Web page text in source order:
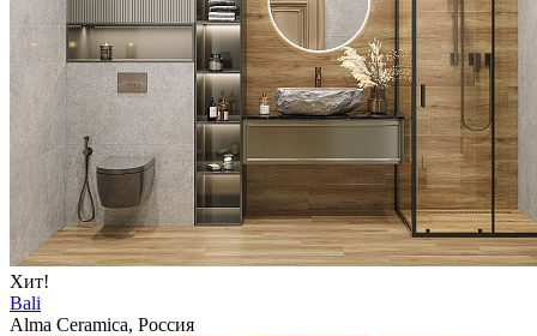
Хит!
Bali
Alma Ceramica, Россия